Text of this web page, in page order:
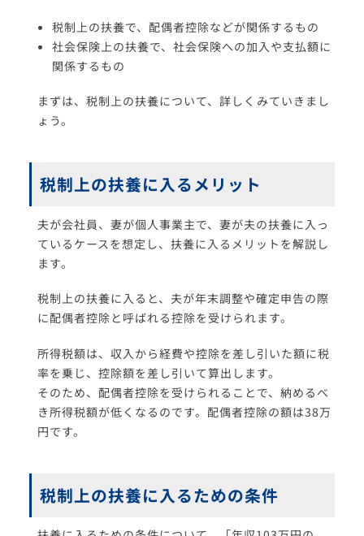
税制上の扶養で、配偶者控除などが関係するもの
社会保険上の扶養で、社会保険への加入や支払額に
関係するもの
まずは、税制上の扶養について、詳しくみていきまし
ょう。
税制上の扶養に入るメリット
夫が会社員、妻が個人事業主で、妻が夫の扶養に入っ
ているケースを想定し、扶養に入るメリットを解説し
ます。
税制上の扶養に入ると、夫が年末調整や確定申告の際
に配偶者控除と呼ばれる控除を受けられます。
所得税額は、収入から経費や控除を差し引いた額に税
率を乗じ、控除額を差し引いて算出します。
そのため、配偶者控除を受けられることで、納めるべ
き所得税額が低くなるのです。配偶者控除の額は38万
円です。
税制上の扶養に入るための条件